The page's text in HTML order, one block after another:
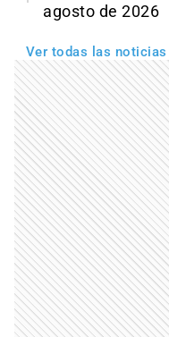
agosto de 2026
Ver todas las noticias